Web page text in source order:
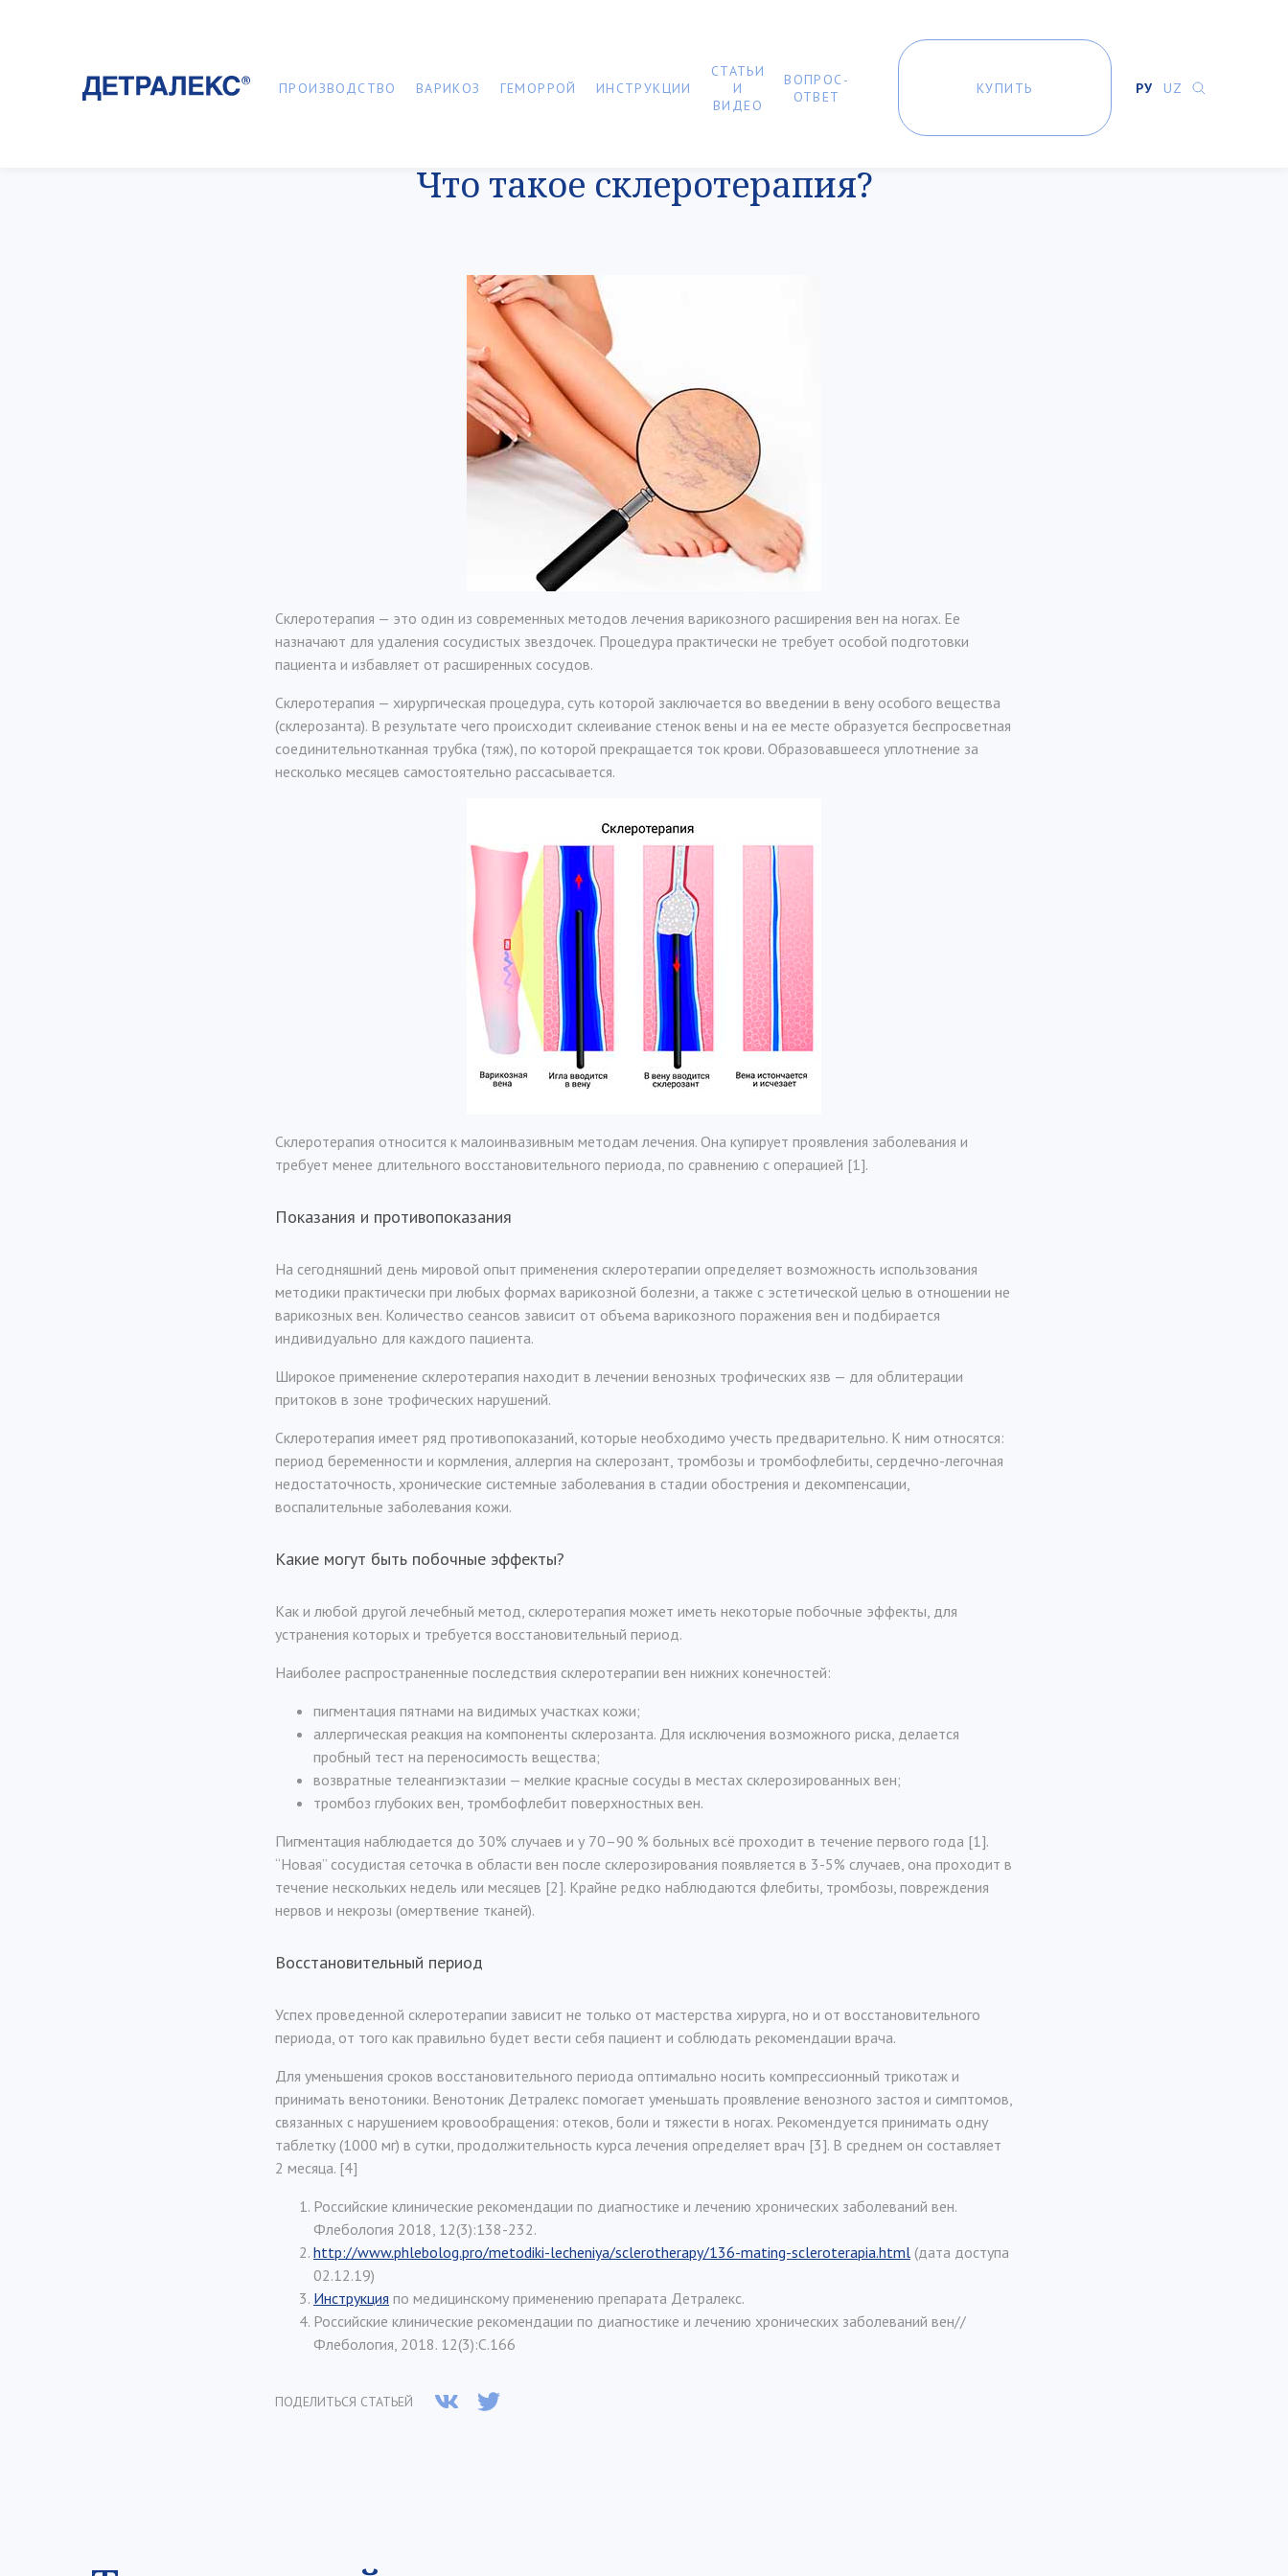
ПРОИЗВОДСТВО ВАРИКОЗ ГЕМОРРОЙ ИНСТРУКЦИИ
СТАТЬИ
И
ВИДЕО
ВОПРОС-
ОТВЕТ
КУПИТЬ РУ UZ
Что такое склеротерапия?
Склеротерапия — это один из современных методов лечения варикозного расширения вен на ногах. Ее
назначают для удаления сосудистых звездочек. Процедура практически не требует особой подготовки
пациента и избавляет от расширенных сосудов.
Склеротерапия — хирургическая процедура, суть которой заключается во введении в вену особого вещества
(склерозанта). В результате чего происходит склеивание стенок вены и на ее месте образуется беспросветная
соединительнотканная трубка (тяж), по которой прекращается ток крови. Образовавшееся уплотнение за
несколько месяцев самостоятельно рассасывается.
Склеротерапия относится к малоинвазивным методам лечения. Она купирует проявления заболевания и
требует менее длительного восстановительного периода, по сравнению с операцией [1].
Показания и противопоказания
На сегодняшний день мировой опыт применения склеротерапии определяет возможность использования
методики практически при любых формах варикозной болезни, а также с эстетической целью в отношении не
варикозных вен. Количество сеансов зависит от объема варикозного поражения вен и подбирается
индивидуально для каждого пациента.
Широкое применение склеротерапия находит в лечении венозных трофических язв — для облитерации
притоков в зоне трофических нарушений.
Склеротерапия имеет ряд противопоказаний, которые необходимо учесть предварительно. К ним относятся:
период беременности и кормления, аллергия на склерозант, тромбозы и тромбофлебиты, сердечно-легочная
недостаточность, хронические системные заболевания в стадии обострения и декомпенсации,
воспалительные заболевания кожи.
Какие могут быть побочные эффекты?
Как и любой другой лечебный метод, склеротерапия может иметь некоторые побочные эффекты, для
устранения которых и требуется восстановительный период.
Наиболее распространенные последствия склеротерапии вен нижних конечностей:
пигментация пятнами на видимых участках кожи;
аллергическая реакция на компоненты склерозанта. Для исключения возможного риска, делается
пробный тест на переносимость вещества;
возвратные телеангиэктазии — мелкие красные сосуды в местах склерозированных вен;
тромбоз глубоких вен, тромбофлебит поверхностных вен.
Пигментация наблюдается до 30% случаев и у 70–90 % больных всё проходит в течение первого года [1].
“Новая” сосудистая сеточка в области вен после склерозирования появляется в 3-5% случаев, она проходит в
течение нескольких недель или месяцев [2]. Крайне редко наблюдаются флебиты, тромбозы, повреждения
нервов и некрозы (омертвение тканей).
Восстановительный период
Успех проведенной склеротерапии зависит не только от мастерства хирурга, но и от восстановительного
периода, от того как правильно будет вести себя пациент и соблюдать рекомендации врача.
Для уменьшения сроков восстановительного периода оптимально носить компрессионный трикотаж и
принимать венотоники. Венотоник Детралекс помогает уменьшать проявление венозного застоя и симптомов,
связанных с нарушением кровообращения: отеков, боли и тяжести в ногах. Рекомендуется принимать одну
таблетку (1000 мг) в сутки, продолжительность курса лечения определяет врач [3]. В среднем он составляет
2 месяца. [4]
Российские клинические рекомендации по диагностике и лечению хронических заболеваний вен.
Флебология 2018, 12(3):138-232.
http://www.phlebolog.pro/metodiki-lecheniya/sclerotherapy/136-mating-scleroterapia.html (дата доступа
02.12.19)
Инструкция по медицинскому применению препарата Детралекс.
Российские клинические рекомендации по диагностике и лечению хронических заболеваний вен//
Флебология, 2018. 12(3):С.166
ПОДЕЛИТЬСЯ СТАТЬЕЙ